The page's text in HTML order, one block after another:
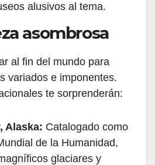
alusivos al tema.
asombrosa
al fin del mundo para
variados e imponentes.
te sorprenderán:
Alaska: Catalogado como
de la Humanidad,
glaciares y